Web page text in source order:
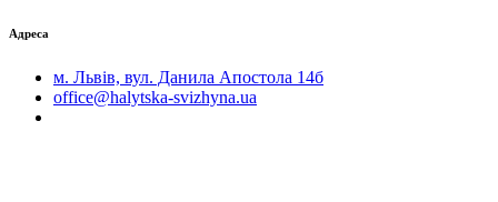
Адреса
м. Львів, вул. Данила Апостола 14б
office@halytska-svizhyna.ua